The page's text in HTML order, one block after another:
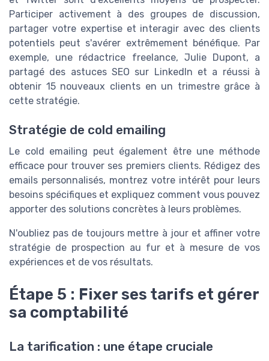
Participer activement à des groupes de discussion,
partager votre expertise et interagir avec des clients
potentiels peut s'avérer extrêmement bénéfique. Par
exemple, une rédactrice freelance, Julie Dupont, a
partagé des astuces SEO sur LinkedIn et a réussi à
obtenir 15 nouveaux clients en un trimestre grâce à
cette stratégie.
Stratégie de cold emailing
Le cold emailing peut également être une méthode
efficace pour trouver ses premiers clients. Rédigez des
emails personnalisés, montrez votre intérêt pour leurs
besoins spécifiques et expliquez comment vous pouvez
apporter des solutions concrètes à leurs problèmes.
N'oubliez pas de toujours mettre à jour et affiner votre
stratégie de prospection au fur et à mesure de vos
expériences et de vos résultats.
Étape 5 : Fixer ses tarifs et gérer
sa comptabilité
La tarification : une étape cruciale